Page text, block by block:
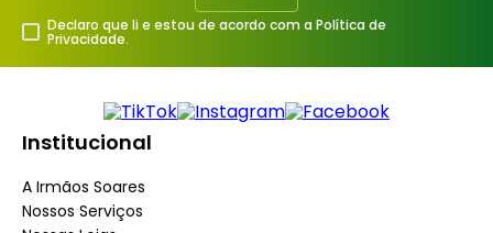
Declaro que li e estou de acordo com a Política de
Privacidade.
Institucional
A Irmãos Soares
Nossos Serviços